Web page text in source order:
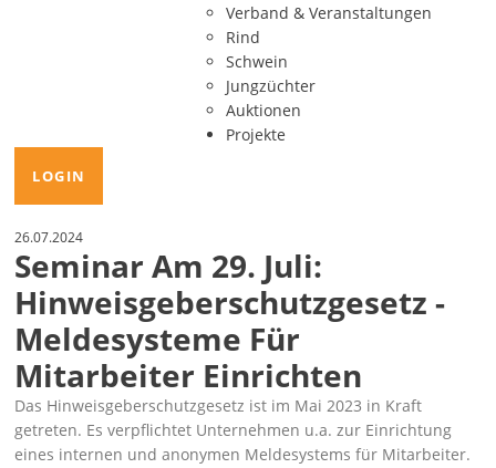
Verband & Veranstaltungen
Rind
Schwein
Jungzüchter
Auktionen
Projekte
LOGIN
26.07.2024
Seminar Am 29. Juli:
Hinweisgeberschutzgesetz -
Meldesysteme Für
Mitarbeiter Einrichten
Das Hinweisgeberschutzgesetz ist im Mai 2023 in Kraft
getreten. Es verpflichtet Unternehmen u.a. zur Einrichtung
eines internen und anonymen Meldesystems für Mitarbeiter.